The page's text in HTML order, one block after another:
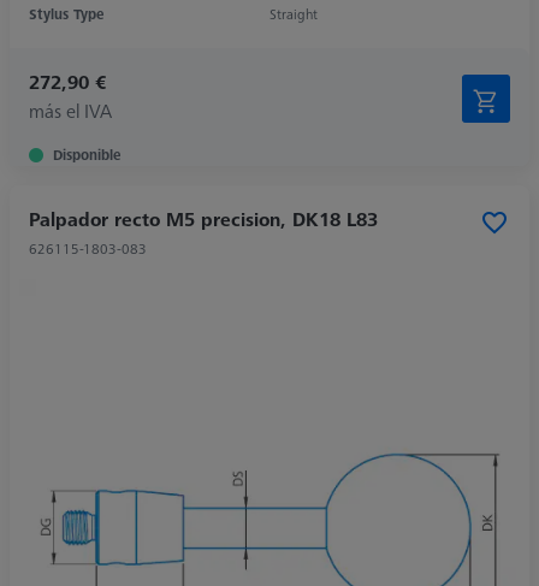
Stylus Type
Straight
272,90 €
más el IVA
Disponible
Palpador recto M5 precision, DK18 L83
626115-1803-083